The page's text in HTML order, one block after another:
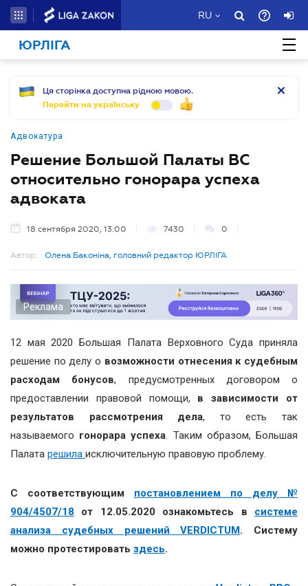
RU
ЮРЛІГА
Ця сторінка доступна рідною мовою.
Перейти на українську
Адвокатура
Решение Большой Палаты ВС
относительно гонорара успеха
адвоката
18 сентября 2020, 13:00 7430 0
Автор: Олена Баконіна, головний редактор ЮРЛІГА
Реклама
12 мая 2020 Большая Палата Верховного Суда приняла
решение по делу о возможности отнесения к судебным
расходам бонусов, предусмотренных договором о
предоставлении правовой помощи, в зависимости от
результатов рассмотрения дела, то есть так
называемого гонорара успеха. Таким образом, Большая
Палата решила исключительную правовую проблему.
С соответствующим постановлением по делу №
904/4507/18 от 12.05.2020 ознакомьтесь в системе
анализа судебных решений VERDICTUM. Систему
можно протестировать здесь.